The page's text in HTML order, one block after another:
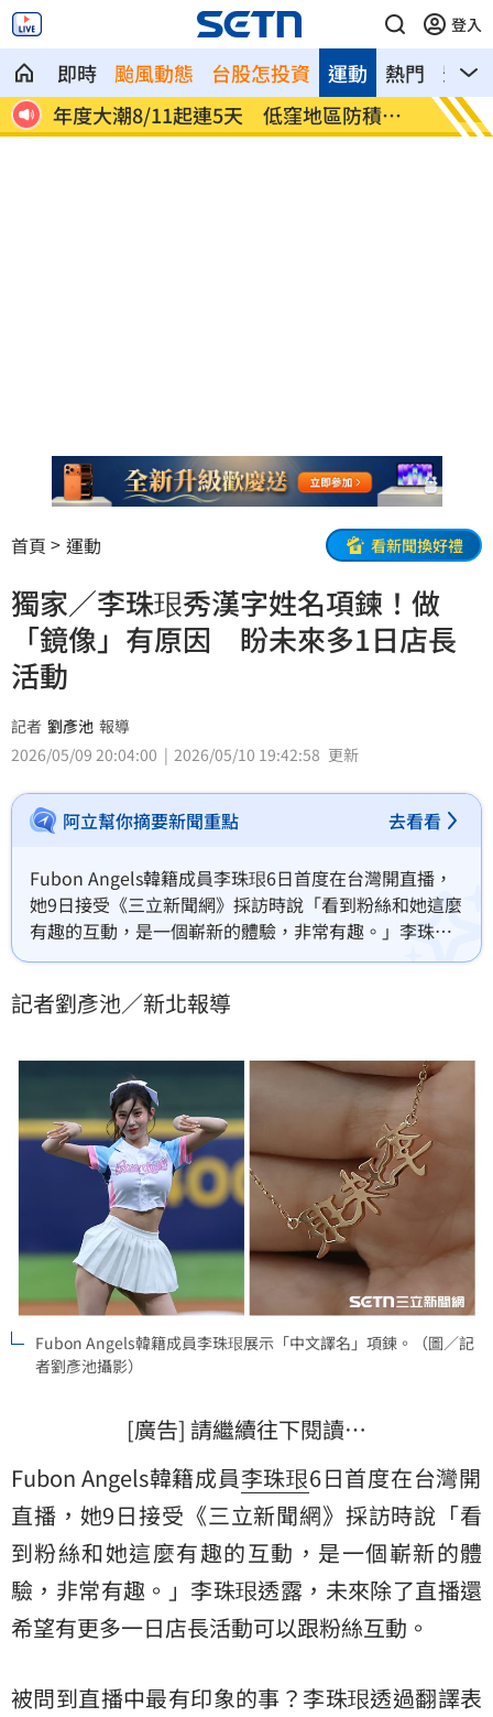
登入
即時 颱風動態 台股怎投資 熱門 影音
運動
年度大潮8/11起連5天 低窪地區防積淹
水
燒臘
首頁 運動 看新聞換好禮
獨家／李珠珢秀漢字姓名項鍊！做
「鏡像」有原因 盼未來多1日店長
活動
記者 劉彥池 報導
2026/05/09 20:04:00
2026/05/10 19:42:58 更新
阿立幫你摘要新聞重點 去看看
Fubon Angels韓籍成員李珠珢6日首度在台灣開直播，
她9日接受《三立新聞網》採訪時說「看到粉絲和她這麼
有趣的互動，是一個嶄新的體驗，非常有趣。」李珠珢
透露，未來除了直播還希望有更多一日店長活動可以跟
記者劉彥池／新北報導
Fubon Angels韓籍成員李珠珢展示「中文譯名」項鍊。（圖／記
者劉彥池攝影）
[廣告] 請繼續往下閱讀…
Fubon Angels韓籍成員李珠珢6日首度在台灣開
直播，她9日接受《三立新聞網》採訪時說「看
到粉絲和她這麼有趣的互動，是一個嶄新的體
驗，非常有趣。」李珠珢透露，未來除了直播還
希望有更多一日店長活動可以跟粉絲互動。
被問到直播中最有印象的事？李珠珢透過翻譯表